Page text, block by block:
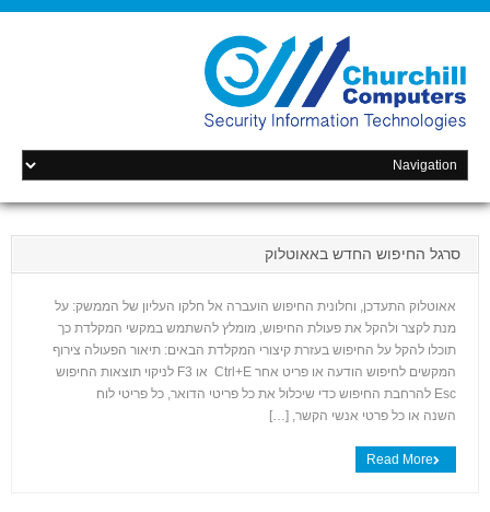
סרגל החיפוש החדש באאוטלוק
+
אאוטלוק התעדכן, וחלונית החיפוש הועברה אל חלקו העליון של הממשק: על
מנת לקצר ולהקל את פעולת החיפוש, מומלץ להשתמש במקשי המקלדת כך
תוכלו להקל על החיפוש בעזרת קיצורי המקלדת הבאים: תיאור הפעולה צירוף
המקשים לחיפוש הודעה או פריט אחר Ctrl+E או F3 לניקוי תוצאות החיפוש
Esc להרחבת החיפוש כדי שיכלול את כל פריטי הדואר, כל פריטי לוח
השנה או כל פרטי אנשי הקשר, […]
Read More